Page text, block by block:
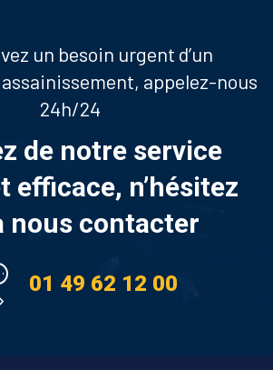
un besoin urgent d’un
appelez-nous
24h/24
de notre service
efficace, n’hésitez
nous contacter
01 49 62 12 00